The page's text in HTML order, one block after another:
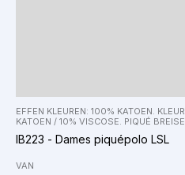
EFFEN KLEUREN: 100% KATOEN.
KATOEN / 10% VISCOSE. PIQUÉ
IB223 - Dames piquépolo LSL
VAN